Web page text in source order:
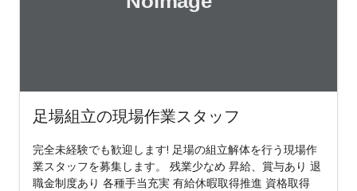
足場組立の現場作業スタッフ
完全未経験でも歓迎します! 足場の組立解体を行う現場作
業スタッフを募集します。 残業少なめ 昇給、賞与あり 退
職金制度あり 各種手当充実 有給休暇取得推進 資格取得